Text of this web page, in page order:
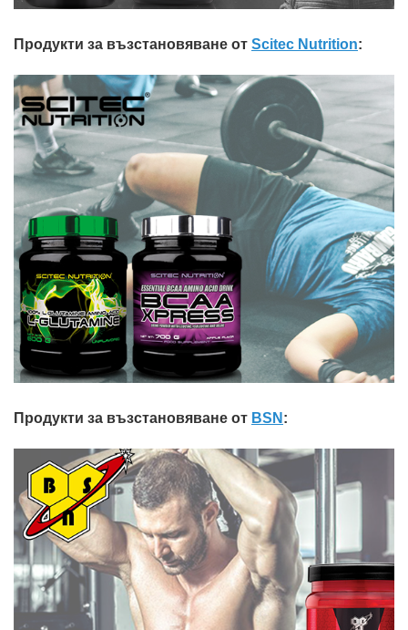
Продукти за възстановяване от Scitec Nutrition:
Продукти за възстановяване от BSN :